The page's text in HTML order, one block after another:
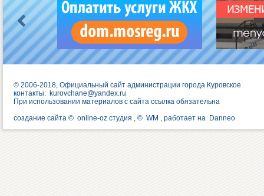
© 2006-2018, Официальный сайт администрации города Куровское
контакты: kurovchane@yandex.ru
При использовании материалов с сайта ссылка обязательна
создание сайта © online-oz студия , © WM , работает на Danneo